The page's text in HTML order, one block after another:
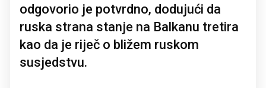
odgovorio je potvrdno, dodujući da
ruska strana stanje na Balkanu tretira
kao da je riječ o bližem ruskom
susjedstvu.